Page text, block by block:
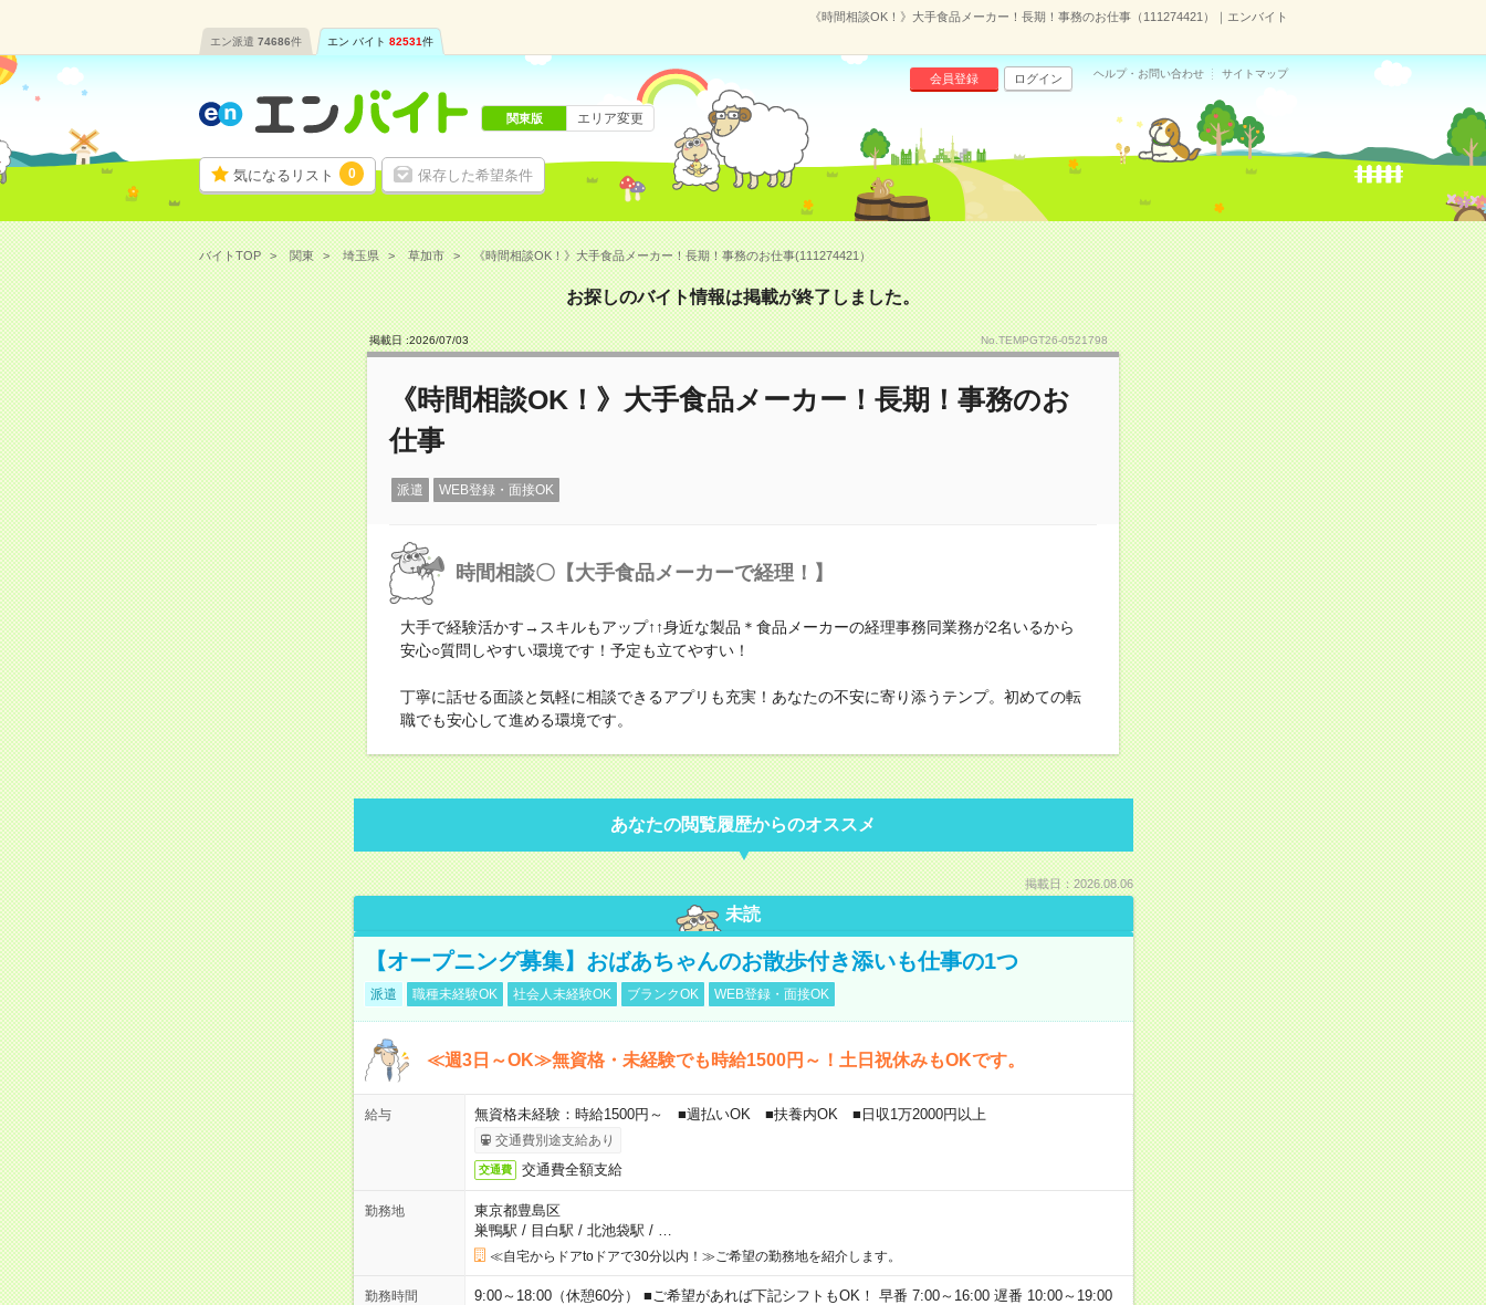
《時間相談OK！》大手食品メーカー！長期！事務のお仕事（111274421）｜エンバイト
エン派遣 74686件 エン バイト 82531件
気になるリスト 0 保存した希望条件
会員登録 ログイン ヘルプ・お問い合わせ サイトマップ
関東版 エリア変更
バイトTOP 関東 埼玉県 草加市 《時間相談OK！》大手食品メーカー！長期！事務のお仕事(111274421）
お探しのバイト情報は掲載が終了しました。
掲載日 :2026/07/03 No.TEMPGT26-0521798
《時間相談OK！》大手食品メーカー！長期！事務のお
仕事
派遣 WEB登録・面接OK
時間相談〇【大手食品メーカーで経理！】
大手で経験活かす→スキルもアップ↑↑身近な製品＊食品メーカーの経理事務同業務が2名いるから
安心○質問しやすい環境です！予定も立てやすい！
丁寧に話せる面談と気軽に相談できるアプリも充実！あなたの不安に寄り添うテンプ。初めての転
職でも安心して進める環境です。
あなたの閲覧履歴からのオススメ
掲載日：2026.08.06
未読
【オープニング募集】おばあちゃんのお散歩付き添いも仕事の1つ
派遣 職種未経験OK 社会人未経験OK ブランクOK WEB登録・面接OK
≪週3日～OK≫無資格・未経験でも時給1500円～！土日祝休みもOKです。
給与 無資格未経験：時給1500円～ ■週払いOK ■扶養内OK ■日収1万2000円以上
交通費別途支給あり
交通費 交通費全額支給
勤務地
東京都豊島区
巣鴨駅 / 目白駅 / 北池袋駅 /
≪自宅からドアtoドアで30分以内！≫ご希望の勤務地を紹介します。
勤務時間
9:00～18:00（休憩60分） ■ご希望があれば下記シフトもOK！ 早番 7:00～16:00 遅番 10:00～19:00